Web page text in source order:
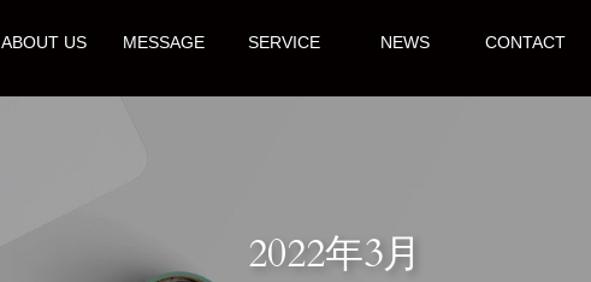
ABOUT US MESSAGE SERVICE NEWS CONTACT
2022年3月